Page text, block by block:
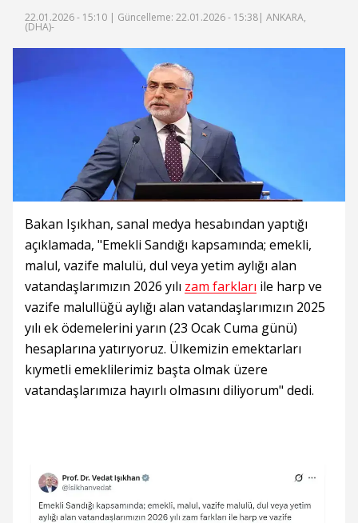
22.01.2026 - 15:10 | Güncelleme: 22.01.2026 - 15:38| ANKARA,
(DHA)-
Bakan Işıkhan, sanal medya hesabından yaptığı
açıklamada, "Emekli Sandığı kapsamında; emekli,
malul, vazife malulü, dul veya yetim aylığı alan
vatandaşlarımızın 2026 yılı zam farkları ile harp ve
vazife malullüğü aylığı alan vatandaşlarımızın 2025
yılı ek ödemelerini yarın (23 Ocak Cuma günü)
hesaplarına yatırıyoruz. Ülkemizin emektarları
kıymetli emeklilerimiz başta olmak üzere
vatandaşlarımıza hayırlı olmasını diliyorum" dedi.